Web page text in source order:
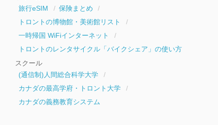
旅行eSIM
保険まとめ
トロントの博物館・美術館リスト
一時帰国 WiFiインターネット
トロントのレンタサイクル「バイクシェア」の使い方
スクール
(通信制)人間総合科学大学
カナダの最高学府・トロント大学
カナダの義務教育システム